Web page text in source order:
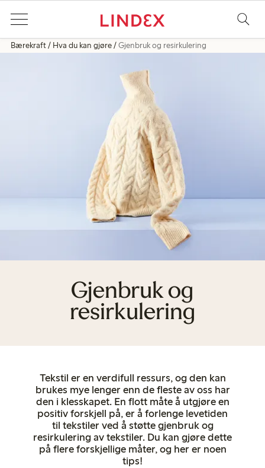
Bærekraft Hva du kan gjøre Gjenbruk og resirkulering
Gjenbruk og
resirkulering
Tekstil er en verdifull ressurs, og den kan
brukes mye lenger enn de fleste av oss har
den i klesskapet. En flott måte å utgjøre en
positiv forskjell på, er å forlenge levetiden
til tekstiler ved å støtte gjenbruk og
resirkulering av tekstiler. Du kan gjøre dette
på flere forskjellige måter, og her er noen
tips!